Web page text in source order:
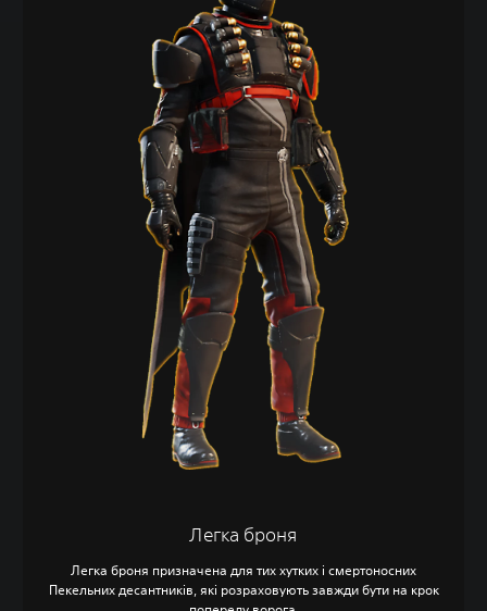
Легка броня
Легка броня призначена для тих хутких і смертоносних
Пекельних десантників, які розраховують завжди бути на крок